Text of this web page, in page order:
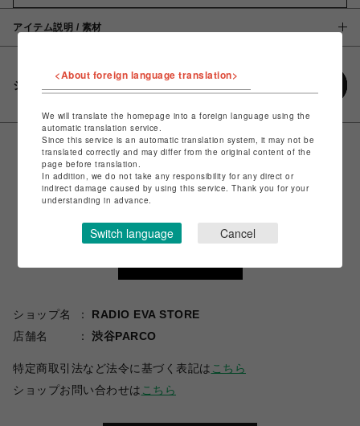
アイテム説明 / 素材
シェアする
ショップ名
RADIO EVA STORE
店舗名
渋谷PARCO
特定商取引法など法令に基づく表記は こちら
ショップお問い合わせは こちら
<About foreign language translation>
We will translate the homepage into a foreign language using the
automatic translation service.
Since this service is an automatic translation system, it may not be
translated correctly and may differ from the original content of the
page before translation.
In addition, we do not take any responsibility for any direct or
indirect damage caused by using this service. Thank you for your
understanding in advance.
Switch language Cancel